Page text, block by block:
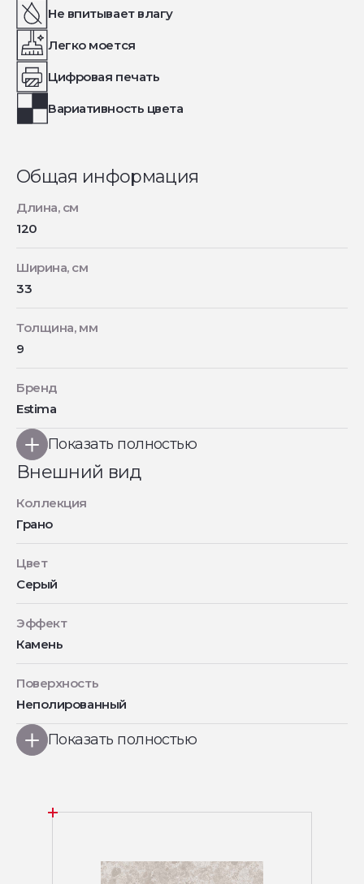
Не впитывает влагу
Легко моется
Цифровая печать
Вариативность цвета
Общая информация
Длина, см
120
Ширина, см
33
Толщина, мм
9
Бренд
Estima
Показать полностью
Внешний вид
Коллекция
Грано
Цвет
Серый
Эффект
Камень
Поверхность
Неполированный
Показать полностью